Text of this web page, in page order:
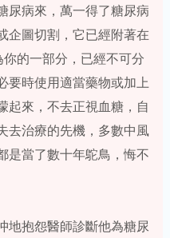
尿病來，萬一得了糖尿病
企圖切割，它已經附著在
的一部分，已經不可分
要時使用適當藥物或加上
起來，不去正視血糖，自
去治療的先機，多數中風
是當了數十年鴕鳥，悔不
地抱怨醫師診斷他為糖尿